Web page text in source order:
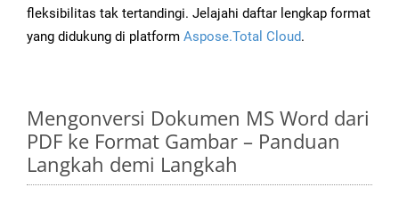
fleksibilitas tak tertandingi. Jelajahi daftar lengkap format
yang didukung di platform Aspose.Total Cloud.
Mengonversi Dokumen MS Word dari
PDF ke Format Gambar – Panduan
Langkah demi Langkah